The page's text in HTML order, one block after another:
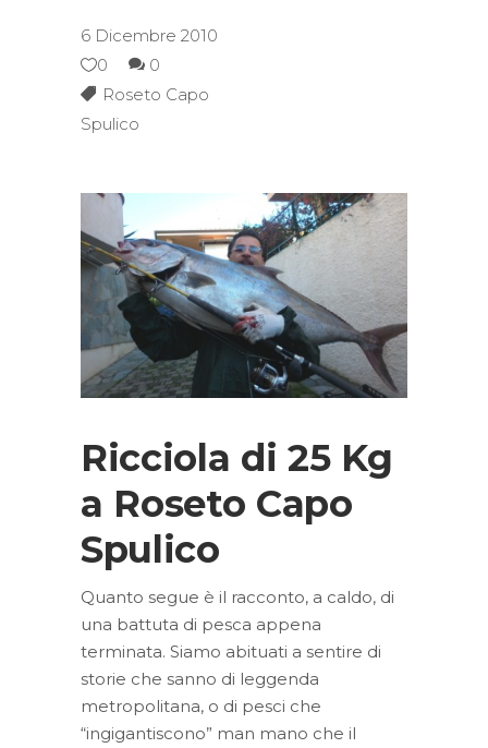
6 Dicembre 2010
0
0
Roseto Capo
Spulico
Ricciola di 25 Kg
a Roseto Capo
Spulico
Quanto segue è il racconto, a caldo, di
una battuta di pesca appena
terminata. Siamo abituati a sentire di
storie che sanno di leggenda
metropolitana, o di pesci che
“ingigantiscono” man mano che il